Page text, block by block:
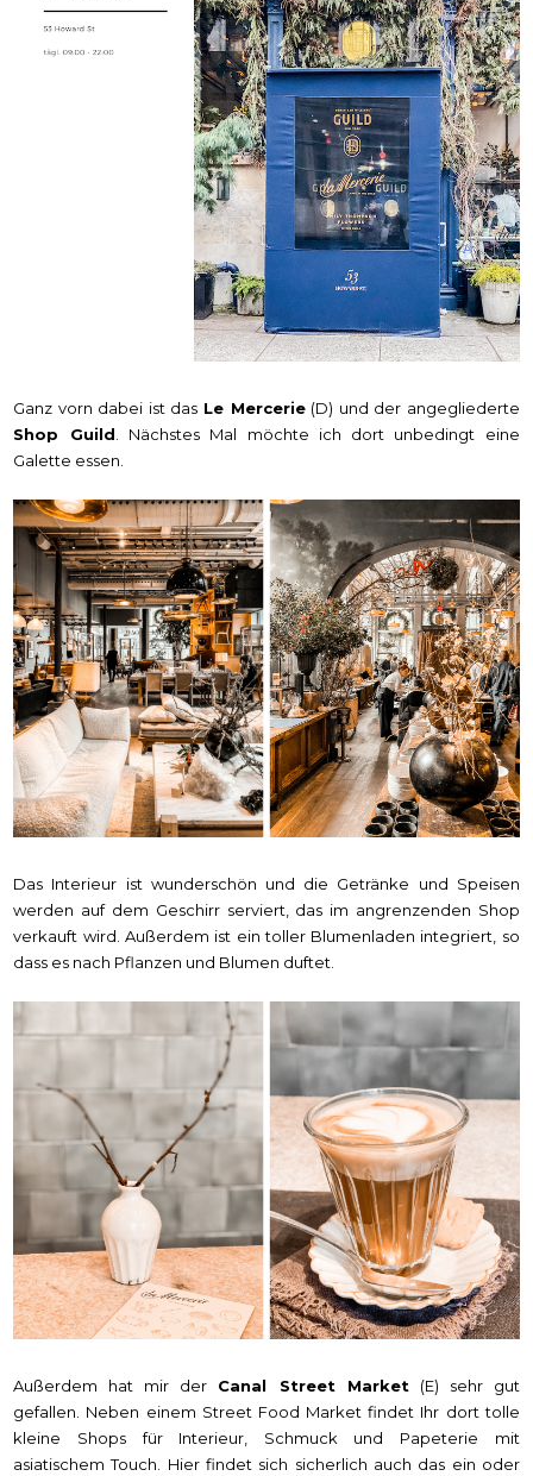
Ganz vorn dabei ist das Le Mercerie(D) und der angegliederte
Shop Guild . Nächstes Mal möchte ich dort unbedingt eine
Galette essen.
Das Interieur ist wunderschön und die Getränke und Speisen
werden auf dem Geschirr serviert, das im angrenzenden Shop
verkauft wird. Außerdem ist ein toller Blumenladen integriert, so
dass es nach Pflanzen und Blumen duftet.
Außerdem hat mir der Canal Street Market(E) sehr gut
gefallen. Neben einem Street Food Market findet Ihr dort tolle
kleine Shops für Interieur, Schmuck und Papeterie mit
asiatischem Touch. Hier findet sich sicherlich auch das ein oder